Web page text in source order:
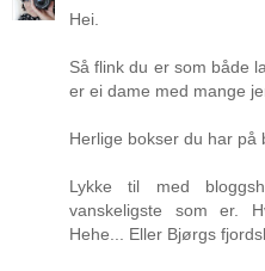
Hei.
Så flink du er som både
er ei dame med mange
Herlige bokser du har på
Lykke til med
vanskeligste som er.
Hehe... Eller Bjørgs